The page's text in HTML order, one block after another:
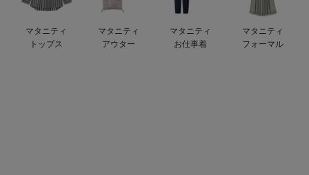
ハレの日に着るANGELIEBEのセレモニー
買って正解！高評価レビューアイテム
マタニティ
トップス
マタニティ
アウター
マタニティ
お仕事着
マタニティ
フォーマル